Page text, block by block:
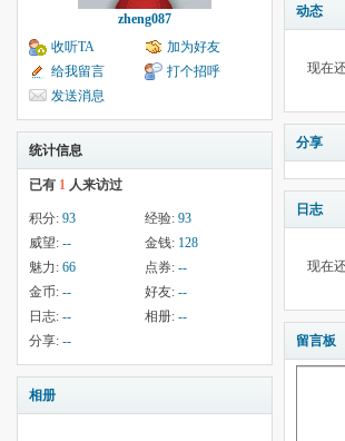
zheng087
收听TA
加为好友
给我留言
打个招呼
发送消息
统计信息
已有 1 人来访过
积分: 93 经验: 93
威望: -- 金钱: 128
魅力: 66 点券: --
金币: -- 好友: --
日志: -- 相册: --
分享: --
相册
动态
现在
分享
日志
现在
留言板